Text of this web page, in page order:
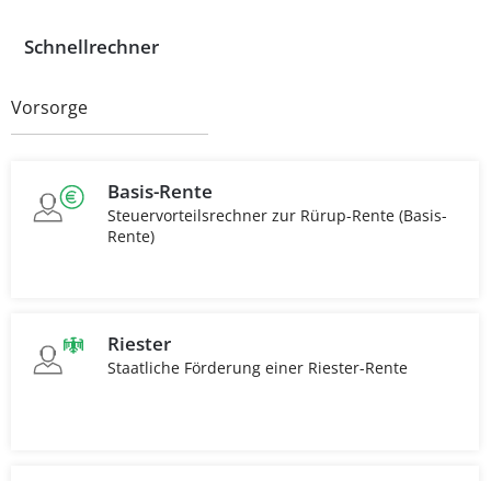
Schnellrechner
Vorsorge
Basis-Rente
Steuervorteilsrechner zur Rürup-Rente (Basis-
Rente)
Riester
Staatliche Förderung einer Riester-Rente